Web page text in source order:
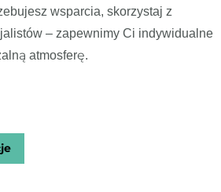
wsparcia, skorzystaj z
– zapewnimy Ci indywidualne
atmosferę.